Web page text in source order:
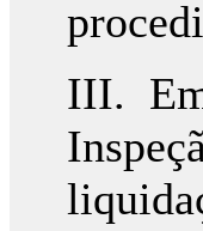
III. Em